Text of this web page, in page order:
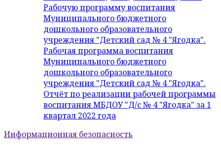
Рабочую программу воспитания
Муниципального бюджетного
дошкольного образовательного
учреждения "Детский сад № 4 "Ягодка".
Рабочая программа воспитания
Муниципального бюджетного
дошкольного образовательного
учреждения "Детский сад № 4 "Ягодка".
Отчёт по реализации рабочей программы
воспитания МБДОУ "Д/с № 4 "Ягодка" за 1
квартал 2022 года
Информационная безопасность